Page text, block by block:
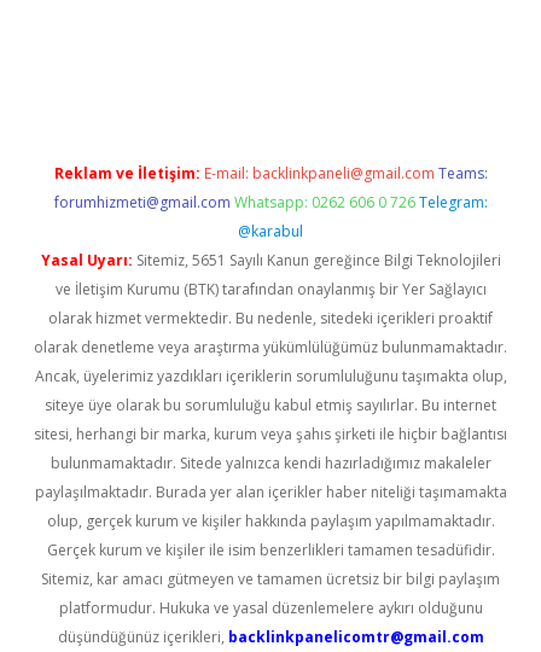
Reklam ve İletişim: E-mail: backlinkpaneli@gmail.com Teams:
forumhizmeti@gmail.com Whatsapp: 0262 606 0 726 Telegram:
@karabul
Yasal Uyarı: Sitemiz, 5651 Sayılı Kanun gereğince Bilgi Teknolojileri
ve İletişim Kurumu (BTK) tarafından onaylanmış bir Yer Sağlayıcı
olarak hizmet vermektedir. Bu nedenle, sitedeki içerikleri proaktif
olarak denetleme veya araştırma yükümlülüğümüz bulunmamaktadır.
Ancak, üyelerimiz yazdıkları içeriklerin sorumluluğunu taşımakta olup,
siteye üye olarak bu sorumluluğu kabul etmiş sayılırlar. Bu internet
sitesi, herhangi bir marka, kurum veya şahıs şirketi ile hiçbir bağlantısı
bulunmamaktadır. Sitede yalnızca kendi hazırladığımız makaleler
paylaşılmaktadır. Burada yer alan içerikler haber niteliği taşımamakta
olup, gerçek kurum ve kişiler hakkında paylaşım yapılmamaktadır.
Gerçek kurum ve kişiler ile isim benzerlikleri tamamen tesadüfidir.
Sitemiz, kar amacı gütmeyen ve tamamen ücretsiz bir bilgi paylaşım
platformudur. Hukuka ve yasal düzenlemelere aykırı olduğunu
düşündüğünüz içerikleri, backlinkpanelicomtr@gmail.com